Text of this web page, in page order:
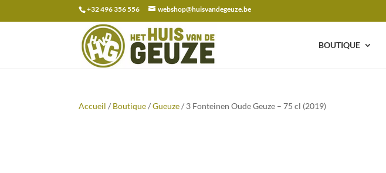
+32 496 356 556 webshop@huisvandegeuze.be
BOUTIQUE
Recherche
pour :
Accueil / Boutique/Gueuze/ 3 Fonteinen Oude Geuze – 75 cl (2019)